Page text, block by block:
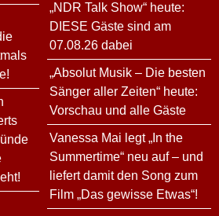
„NDR Talk Show“ heute:
DIESE Gäste sind am
07.08.26 dabei
„Absolut Musik – Die besten
Sänger aller Zeiten“ heute:
Vorschau und alle Gäste
Vanessa Mai legt „In the
Summertime“ neu auf – und
liefert damit den Song zum
Film „Das gewisse Etwas“!